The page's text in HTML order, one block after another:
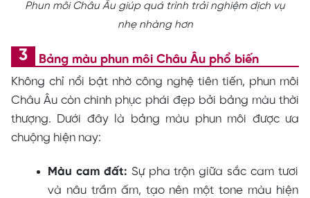
Phun môi Châu Âu giúp quá trình trải nghiệm dịch vụ
nhẹ nhàng hơn
Bảng màu phun môi Châu Âu phổ biến
Không chỉ nổi bật nhờ công nghệ tiên tiến, phun môi
Châu Âu còn chinh phục phái đẹp bởi bảng màu thời
thượng. Dưới đây là bảng màu phun môi được ưa
chuộng hiện nay:
Màu cam đất: Sự pha trộn giữa sắc cam tươi
và nâu trầm ấm, tạo nên một tone màu hiện